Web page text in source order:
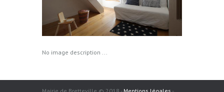
No image description ...